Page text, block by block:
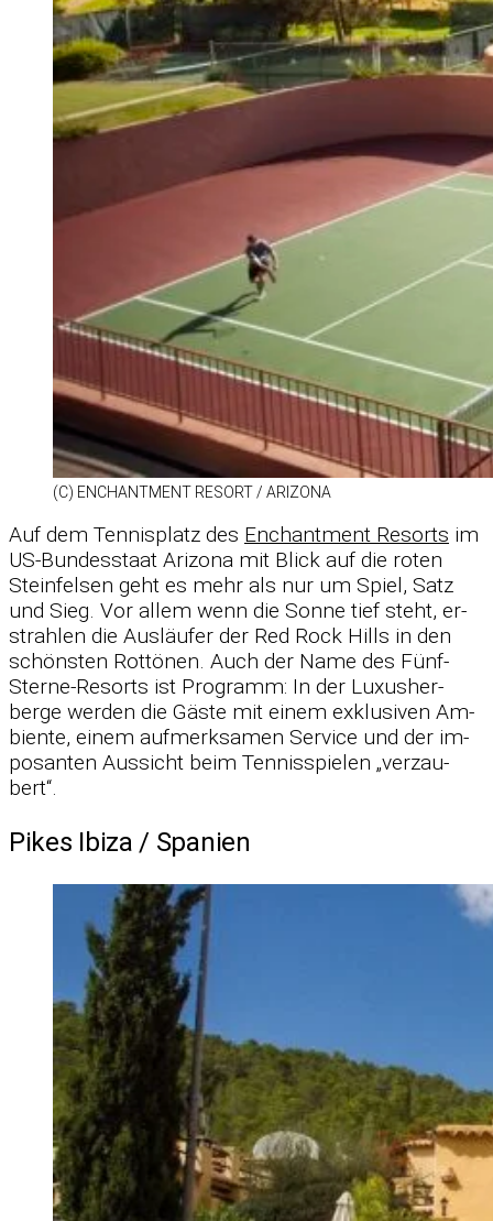
(C) EN­CHANT­MENT RE­SORT /​ ARI­ZONA
Auf dem Ten­nis­platz des En­chant­ment Re­sorts im
US-Bun­des­staat Ari­zona mit Blick auf die ro­ten
Stein­fel­sen geht es mehr als nur um Spiel, Satz
und Sieg. Vor al­lem wenn die Sonne tief steht, er­
strah­len die Aus­läu­fer der Red Rock Hills in den
schöns­ten Rot­tö­nen. Auch der Name des Fünf-
Sterne-Re­sorts ist Pro­gramm: In der Lu­xus­her­
berge wer­den die Gäste mit ei­nem ex­klu­si­ven Am­
bi­ente, ei­nem auf­merk­sa­men Ser­vice und der im­
po­san­ten Aus­sicht beim Ten­nis­spie­len „ver­zau­
bert“.
Pikes Ibiza /​ Spanien